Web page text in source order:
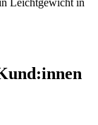
Leichtgewicht in